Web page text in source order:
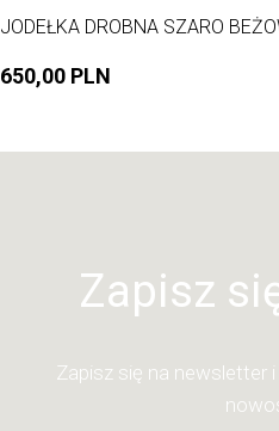
JODEŁKA DROBNA SZARO
650,00 PLN
Zapisz
Zapisz się na newsletter